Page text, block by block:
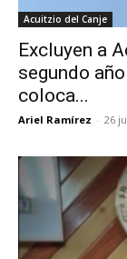
Acuitzio del Canje
Excluyen a
segundo
coloca...
Ariel Ramírez - 26